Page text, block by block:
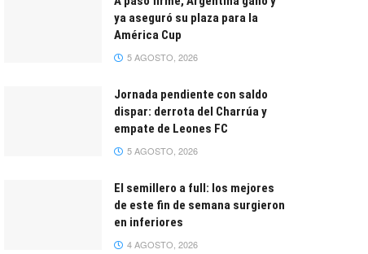
ya aseguró su plaza para la
América Cup
5 AGOSTO, 2026
Jornada pendiente con saldo
dispar: derrota del Charrúa y
empate de Leones FC
5 AGOSTO, 2026
El semillero a full: los mejores
de este fin de semana surgieron
en inferiores
4 AGOSTO, 2026